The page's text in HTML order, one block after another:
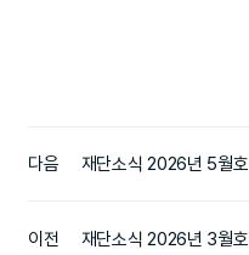
다음 재단소식 2026년 5월호
이전 재단소식 2026년 3월호